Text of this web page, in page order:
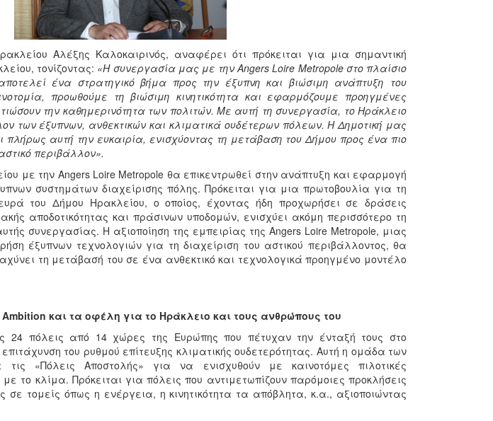
Αλέξης Καλοκαιρινός, αναφέρει ότι πρόκειται για μια σημαντική
τονίζοντας: «Η συνεργασία μας με την Angers Loire Metropole στο πλαίσιο
ένα στρατηγικό βήμα προς την έξυπνη και βιώσιμη ανάπτυξη του
προωθούμε τη βιώσιμη κινητικότητα και εφαρμόζουμε προηγμένες
την καθημερινότητα των πολιτών. Με αυτή τη συνεργασία, το Ηράκλειο
των έξυπνων, ανθεκτικών και κλιματικά ουδέτερων πόλεων. Η Δημοτική μας
πλήρως αυτή την ευκαιρία, ενισχύοντας τη μετάβαση του Δήμου προς ένα πιο
περιβάλλον».
με την Angers Loire Metropole θα επικεντρωθεί στην ανάπτυξη και εφαρμογή
συστημάτων διαχείρισης πόλης. Πρόκειται για μια πρωτοβουλία για τη
του Δήμου Ηρακλείου, ο οποίος, έχοντας ήδη προχωρήσει σε δράσεις
αποδοτικότητας και πράσινων υποδομών, ενισχύει ακόμη περισσότερο τη
συνεργασίας. Η αξιοποίηση της εμπειρίας της Angers Loire Metropole, μιας
έξυπνων τεχνολογιών για τη διαχείριση του αστικού περιβάλλοντος, θα
τη μετάβασή του σε ένα ανθεκτικό και τεχνολογικά προηγμένο μοντέλο
και τα οφέλη για το Ηράκλειο και τους ανθρώπους του
24 πόλεις από 14 χώρες της Ευρώπης που πέτυχαν την ένταξή τους στο
του ρυθμού επίτευξης κλιματικής ουδετερότητας. Αυτή η ομάδα των
τις «Πόλεις Αποστολής» για να ενισχυθούν με καινοτόμες πιλοτικές
με το κλίμα. Πρόκειται για πόλεις που αντιμετωπίζουν παρόμοιες προκλήσεις
σε τομείς όπως η ενέργεια, η κινητικότητα τα απόβλητα, κ.α., αξιοποιώντας